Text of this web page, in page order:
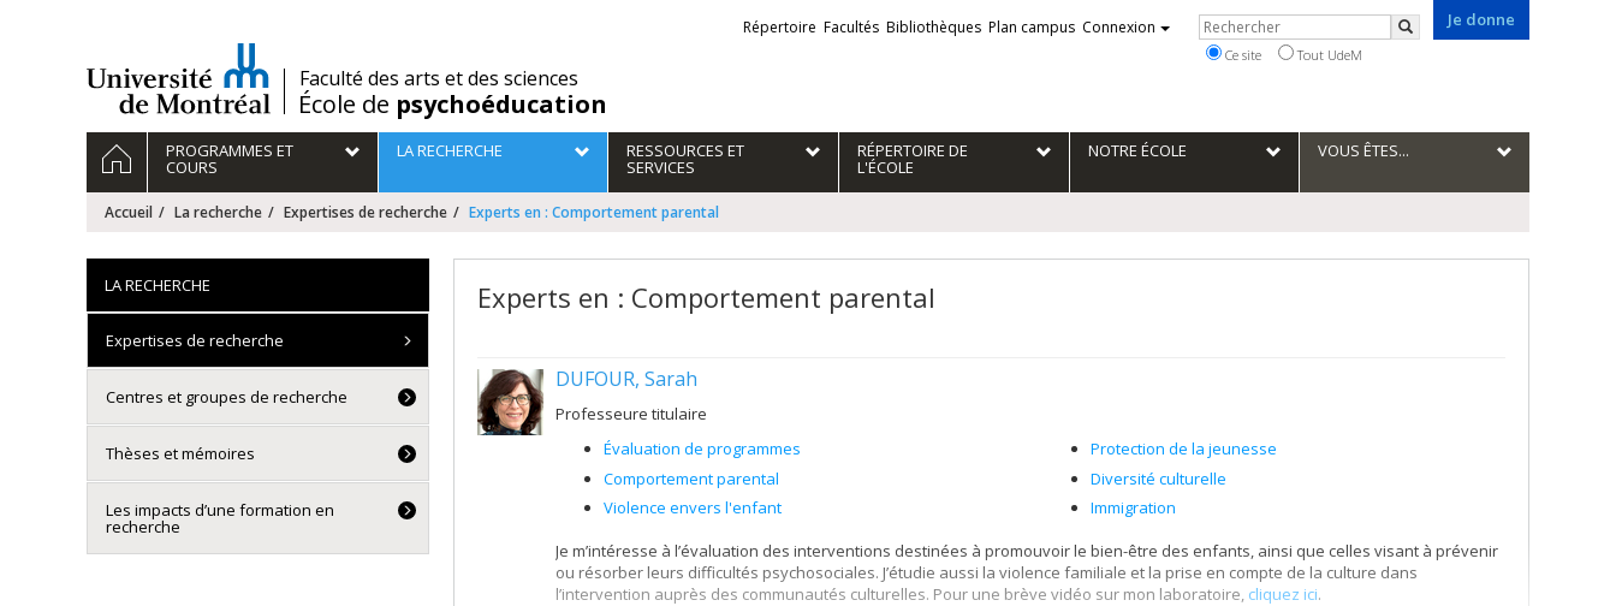
/Faculté des arts et des sciences
École de psychoéducation
Je donne
Liens
externes
Répertoire Facultés Bibliothèques Plan campus Connexion Rechercher
Rechercher
Ce site Tout UdeM
Navigation
principale
ACCUEILPROGRAMMES ET
COURS
LA RECHERCHE RESSOURCES ET
SERVICES
RÉPERTOIRE DE
L'ÉCOLE
NOTRE ÉCOLE VOUS ÊTES...
Accueil La recherche Expertises de recherche Experts en : Comportement parental
Experts en : Comportement parental
DUFOUR, Sarah
Professeure titulaire
Évaluation de programmes
Comportement parental
Violence envers l'enfant
Protection de la jeunesse
Diversité culturelle
Immigration
Je m’intéresse à l’évaluation des interventions destinées à promouvoir le bien-être des enfants, ainsi que celles visant à prévenir
ou résorber leurs difficultés psychosociales. J’étudie aussi la violence familiale et la prise en compte de la culture dans
l’intervention auprès des communautés culturelles. Pour une brève vidéo sur mon laboratoire, cliquez ici.
LA RECHERCHE
Expertises de recherche
Centres et groupes de recherche
Thèses et mémoires
Les impacts d’une formation en
recherche